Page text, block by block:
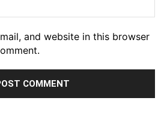
and website in this browser